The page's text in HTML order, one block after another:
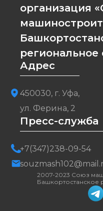
организация
региональное
Адрес
450030, г. Уфа,
ул. Ферина, 2
Пресс-служба
+7(347)238-09-54
2007-2023 Союз
Башкортостанское